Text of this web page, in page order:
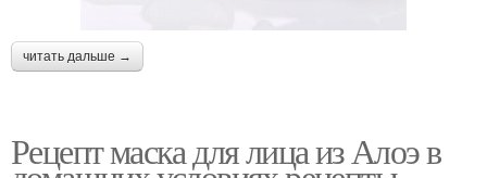
читать дальше →
Рецепт маска для лица из Алоэ в